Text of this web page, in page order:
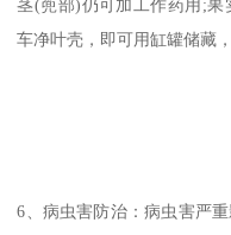
茎(蔸部)仍可加工作药用;果
车净叶壳，即可用缸罐储藏
6、病虫害防治：病虫害严